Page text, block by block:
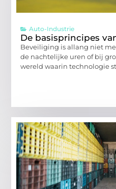
Auto-Industrie
De basisprincipes
Beveiliging is allang niet
de nachtelijke uren of bij
wereld waarin technologie